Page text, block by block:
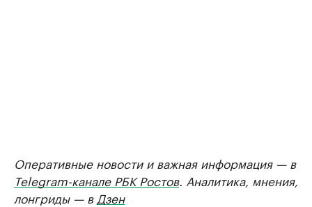
Оперативные новости и важная информация — в
Telegram-канале РБК Ростов. Аналитика, мнения,
лонгриды — в Дзен